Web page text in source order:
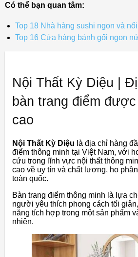
Có thể bạn quan tâm:
Top 18 Nhà hàng sushi ngon và
Top 16 Cửa hàng bánh gối ngon
Nội Thất Kỳ Diệu |
bàn trang điểm
cao
Nội Thất Kỳ Diệu là địa chỉ hàng
điểm thông minh tại Việt Nam, với
cứu trong lĩnh vực nội thất thông
cao về uy tín và chất lượng, họ
toàn quốc.
Bàn trang điểm thông minh là lựa
người yêu thích phong cách tối
năng tích hợp trong một sản phẩm
nhiên.